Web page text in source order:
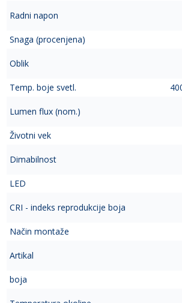
Radni napon
Snaga (procenjena)
Oblik
Temp. boje svetl.
Lumen flux (nom.)
Životni vek
Dimabilnost
LED
CRI - indeks reprodukcije boja
Način montaže
Artikal
boja